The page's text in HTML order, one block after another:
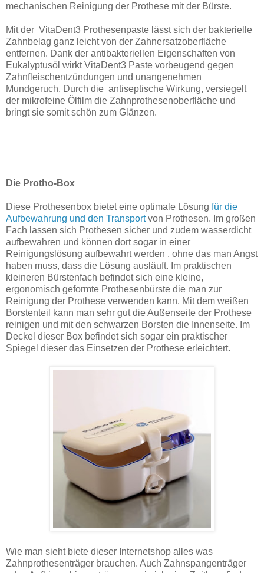
mechanischen Reinigung der Prothese mit der Bürste.
Mit der VitaDent3 Prothesenpaste lässt sich der bakterielle
Zahnbelag ganz leicht von der Zahnersatzoberfläche
entfernen. Dank der antibakteriellen Eigenschaften von
Eukalyptusöl wirkt VitaDent3 Paste vorbeugend gegen
Zahnfleischentzündungen und unangenehmen
Mundgeruch. Durch die antiseptische Wirkung, versiegelt
der mikrofeine Ölfilm die Zahnprothesenoberfläche und
bringt sie somit schön zum Glänzen.
Die Protho-Box
Diese Prothesenbox bietet eine optimale Lösung für die
Aufbewahrung und den Transportvon Prothesen. Im großen
Fach lassen sich Prothesen sicher und zudem wasserdicht
aufbewahren und können dort sogar in einer
Reinigungslösung aufbewahrt werden , ohne das man Angst
haben muss, dass die Lösung ausläuft. Im praktischen
kleineren Bürstenfach befindet sich eine kleine,
ergonomisch geformte Prothesenbürste die man zur
Reinigung der Prothese verwenden kann. Mit dem weißen
Borstenteil kann man sehr gut die Außenseite der Prothese
reinigen und mit den schwarzen Borsten die Innenseite. Im
Deckel dieser Box befindet sich sogar ein praktischer
Spiegel dieser das Einsetzen der Prothese erleichtert.
Wie man sieht biete dieser Internetshop alles was
Zahnprothesenträger brauchen. Auch Zahnspangenträger